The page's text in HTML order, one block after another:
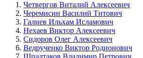
Четвергов Виталий Алексеевич
Черемисин Василий Титович
Галиев Ильхам Исламович
Нехаев Виктор Алексеевич
Сидоров Олег Алексеевич
Ведрученко Виктор Родионович